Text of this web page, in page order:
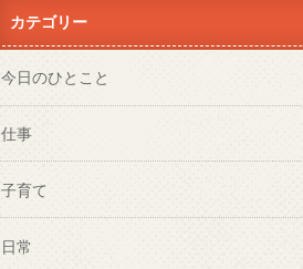
カテゴリー
今日のひとこと
仕事
子育て
日常